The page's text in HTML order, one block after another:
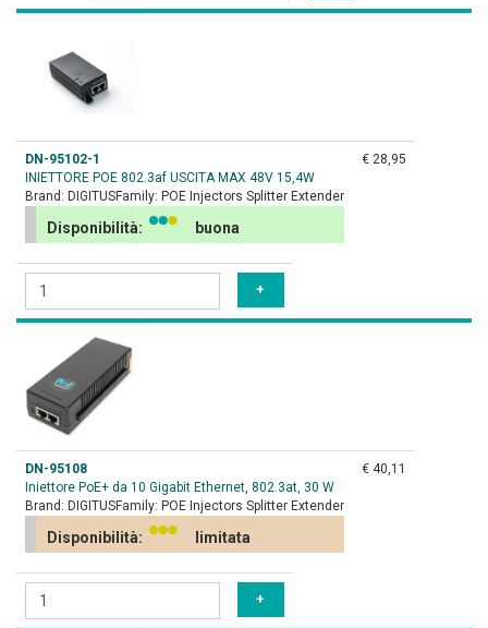
DN-95102-1
INIETTORE POE 802.3af USCITA MAX 48V 15,4W
Brand: DIGITUSFamily: POE Injectors Splitter Extender
Disponibilità: buona
€ 28,95
DN-95108
Iniettore PoE+ da 10 Gigabit Ethernet, 802.3at, 30 W
Brand: DIGITUSFamily: POE Injectors Splitter Extender
Disponibilità: limitata
€ 40,11